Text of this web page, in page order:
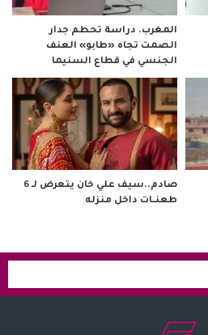
المغرب. دراسة تحطم جدار
الصمت تجاه «طابو» العنف
الجنسي في قطاع السنيما
صادم..سيف علي خان يتعرض لـ 6
طعنــات داخل منزله